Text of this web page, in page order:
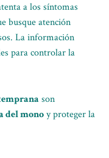
a los síntomas
busque atención
La información
para controlar la
son
del monoy proteger la